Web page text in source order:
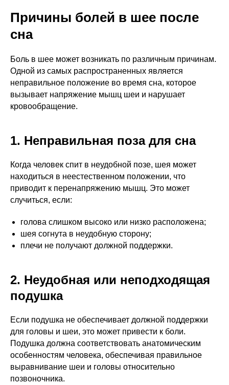
Причины болей в шее после
сна
Боль в шее может возникать по различным причинам.
Одной из самых распространенных является
неправильное положение во время сна, которое
вызывает напряжение мышц шеи и нарушает
кровообращение.
1. Неправильная поза для сна
Когда человек спит в неудобной позе, шея может
находиться в неестественном положении, что
приводит к перенапряжению мышц. Это может
случиться, если:
голова слишком высоко или низко расположена;
шея согнута в неудобную сторону;
плечи не получают должной поддержки.
2. Неудобная или неподходящая
подушка
Если подушка не обеспечивает должной поддержки
для головы и шеи, это может привести к боли.
Подушка должна соответствовать анатомическим
особенностям человека, обеспечивая правильное
выравнивание шеи и головы относительно
позвоночника.